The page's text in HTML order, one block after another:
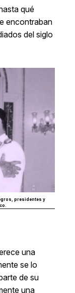
qué
encontraban
del siglo
presidentes y
una
se lo
de su
una